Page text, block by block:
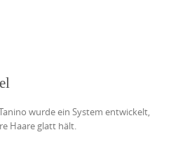
wurde ein System entwickelt,
Haare glatt hält.